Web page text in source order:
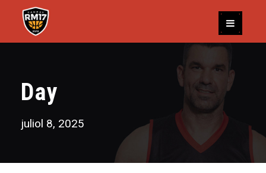
Day
juliol 8, 2025